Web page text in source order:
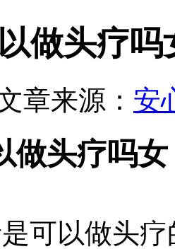
做头疗吗
章来源： 安
做头疗吗女
可以做头